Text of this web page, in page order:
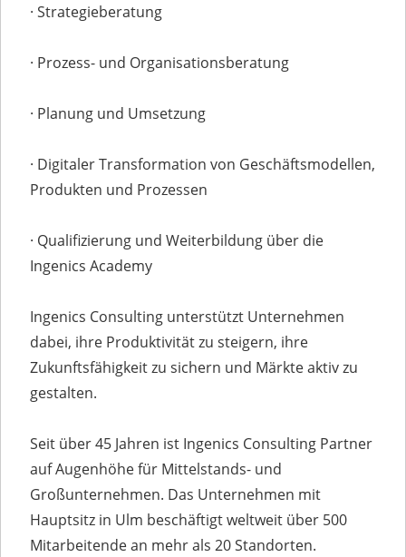
· Strategieberatung
· Prozess- und Organisationsberatung
· Planung und Umsetzung
· Digitaler Transformation von Geschäftsmodellen,
Produkten und Prozessen
· Qualifizierung und Weiterbildung über die
Ingenics Academy
Ingenics Consulting unterstützt Unternehmen
dabei, ihre Produktivität zu steigern, ihre
Zukunftsfähigkeit zu sichern und Märkte aktiv zu
gestalten.
Seit über 45 Jahren ist Ingenics Consulting Partner
auf Augenhöhe für Mittelstands- und
Großunternehmen. Das Unternehmen mit
Hauptsitz in Ulm beschäftigt weltweit über 500
Mitarbeitende an mehr als 20 Standorten.